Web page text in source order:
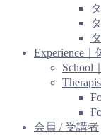
Experience｜
School
会員 / 受講者